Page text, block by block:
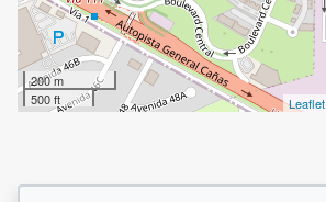
200 m
500 ft
Leaflet